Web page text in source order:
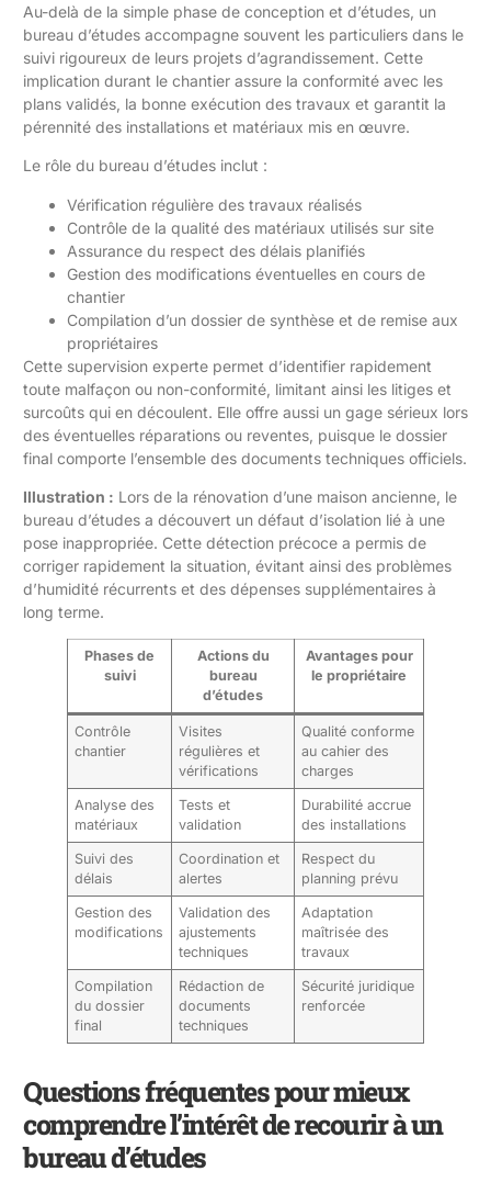
Au-delà de la simple phase de conception et d’études, un
bureau d’études accompagne souvent les particuliers dans le
suivi rigoureux de leurs projets d’agrandissement. Cette
implication durant le chantier assure la conformité avec les
plans validés, la bonne exécution des travaux et garantit la
pérennité des installations et matériaux mis en œuvre.
Le rôle du bureau d’études inclut :
Vérification régulière des travaux réalisés
Contrôle de la qualité des matériaux utilisés sur site
Assurance du respect des délais planifiés
Gestion des modifications éventuelles en cours de
chantier
Compilation d’un dossier de synthèse et de remise aux
propriétaires
Cette supervision experte permet d’identifier rapidement
toute malfaçon ou non-conformité, limitant ainsi les litiges et
surcoûts qui en découlent. Elle offre aussi un gage sérieux lors
des éventuelles réparations ou reventes, puisque le dossier
final comporte l’ensemble des documents techniques officiels.
Illustration : Lors de la rénovation d’une maison ancienne, le
bureau d’études a découvert un défaut d’isolation lié à une
pose inappropriée. Cette détection précoce a permis de
corriger rapidement la situation, évitant ainsi des problèmes
d’humidité récurrents et des dépenses supplémentaires à
long terme.
Phases de
suivi
Actions du
bureau
d’études
Avantages pour
le propriétaire
Contrôle
chantier
Visites
régulières et
vérifications
Qualité conforme
au cahier des
charges
Analyse des
matériaux
Tests et
validation
Durabilité accrue
des installations
Suivi des
délais
Coordination et
alertes
Respect du
planning prévu
Gestion des
modifications
Validation des
ajustements
techniques
Adaptation
maîtrisée des
travaux
Compilation
du dossier
final
Rédaction de
documents
techniques
Sécurité juridique
renforcée
Questions fréquentes pour mieux
comprendre l’intérêt de recourir à un
bureau d’études